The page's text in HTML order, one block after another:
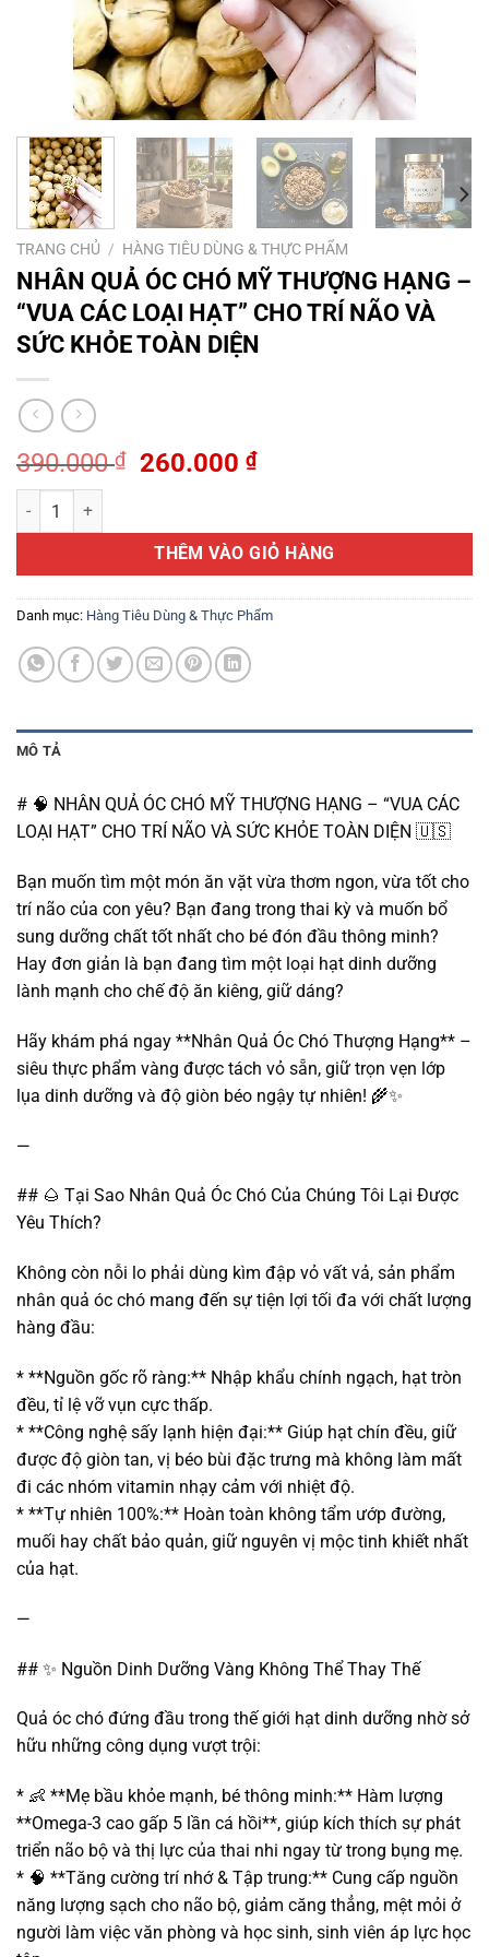
TRANG CHỦ / HÀNG TIÊU DÙNG & THỰC PHẨM
NHÂN QUẢ ÓC CHÓ MỸ THƯỢNG HẠNG –
“VUA CÁC LOẠI HẠT” CHO TRÍ NÃO VÀ
SỨC KHỎE TOÀN DIỆN
390.000₫
Giá
390.000 ₫.
260.000₫Giá
là:
260.000 ₫.
NHÂN QUẢ ÓC CHÓ MỸ THƯỢNG HẠNG - "VUA CÁC LOẠI HẠT"
THÊM VÀO GIỎ HÀNG
Danh mục: Hàng Tiêu Dùng & Thực Phẩm
MÔ TẢ
# 🧠 NHÂN QUẢ ÓC CHÓ MỸ THƯỢNG HẠNG – “VUA CÁC
LOẠI HẠT” CHO TRÍ NÃO VÀ SỨC KHỎE TOÀN DIỆN 🇺🇸
Bạn muốn tìm một món ăn vặt vừa thơm ngon, vừa tốt cho
trí não của con yêu? Bạn đang trong thai kỳ và muốn bổ
sung dưỡng chất tốt nhất cho bé đón đầu thông minh?
Hay đơn giản là bạn đang tìm một loại hạt dinh dưỡng
lành mạnh cho chế độ ăn kiêng, giữ dáng?
Hãy khám phá ngay **Nhân Quả Óc Chó Thượng Hạng** –
siêu thực phẩm vàng được tách vỏ sẵn, giữ trọn vẹn lớp
lụa dinh dưỡng và độ giòn béo ngậy tự nhiên! 🌾✨
—
## 🌰 Tại Sao Nhân Quả Óc Chó Của Chúng Tôi Lại Được
Yêu Thích?
Không còn nỗi lo phải dùng kìm đập vỏ vất vả, sản phẩm
nhân quả óc chó mang đến sự tiện lợi tối đa với chất lượng
hàng đầu:
* **Nguồn gốc rõ ràng:** Nhập khẩu chính ngạch, hạt tròn
đều, tỉ lệ vỡ vụn cực thấp.
* **Công nghệ sấy lạnh hiện đại:** Giúp hạt chín đều, giữ
được độ giòn tan, vị béo bùi đặc trưng mà không làm mất
đi các nhóm vitamin nhạy cảm với nhiệt độ.
* **Tự nhiên 100%:** Hoàn toàn không tẩm ướp đường,
muối hay chất bảo quản, giữ nguyên vị mộc tinh khiết nhất
của hạt.
—
## ✨ Nguồn Dinh Dưỡng Vàng Không Thể Thay Thế
Quả óc chó đứng đầu trong thế giới hạt dinh dưỡng nhờ sở
hữu những công dụng vượt trội:
* 👶 **Mẹ bầu khỏe mạnh, bé thông minh:** Hàm lượng
**Omega-3 cao gấp 5 lần cá hồi**, giúp kích thích sự phát
triển não bộ và thị lực của thai nhi ngay từ trong bụng mẹ.
* 🧠 **Tăng cường trí nhớ & Tập trung:** Cung cấp nguồn
năng lượng sạch cho não bộ, giảm căng thẳng, mệt mỏi ở
người làm việc văn phòng và học sinh, sinh viên áp lực học